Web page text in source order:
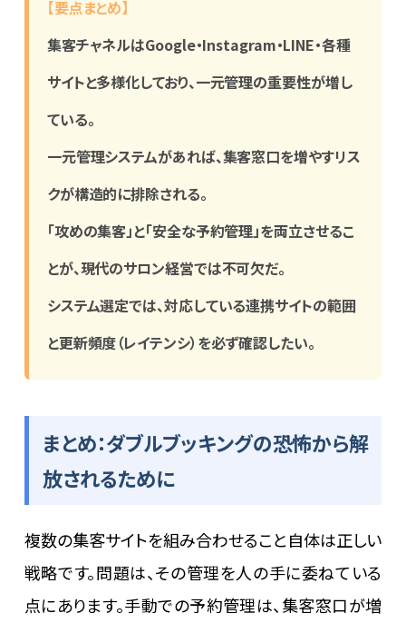
【要点まとめ】
集客チャネルはGoogle・Instagram・LINE・各種
サイトと多様化しており、一元管理の重要性が増し
ている。
一元管理システムがあれば、集客窓口を増やすリス
クが構造的に排除される。
「攻めの集客」と「安全な予約管理」を両立させるこ
とが、現代のサロン経営では不可欠だ。
システム選定では、対応している連携サイトの範囲
と更新頻度（レイテンシ）を必ず確認したい。
まとめ：ダブルブッキングの恐怖から解
放されるために
複数の集客サイトを組み合わせること自体は正しい
戦略です。問題は、その管理を人の手に委ねている
点にあります。手動での予約管理は、集客窓口が増